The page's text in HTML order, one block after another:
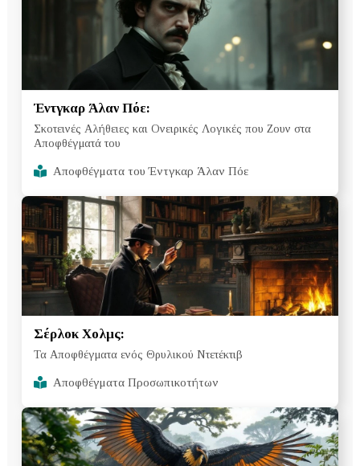
Έντγκαρ Άλαν Πόε:
Σκοτεινές Αλήθειες και Ονειρικές Λογικές που Ζουν στα
Αποφθέγματά του
Αποφθέγματα του Έντγκαρ Άλαν Πόε
Σέρλοκ Χολμς:
Τα Αποφθέγματα ενός Θρυλικού Ντετέκτιβ
Αποφθέγματα Προσωπικοτήτων